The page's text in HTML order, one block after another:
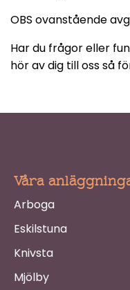
OBS ovanstående
Har du frågor eller
hör av dig till oss så
Våra
Arboga
Eskilstuna
Knivsta
Mjölby